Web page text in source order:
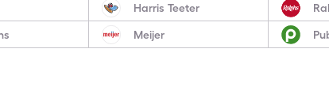
Harris Teeter
Meijer